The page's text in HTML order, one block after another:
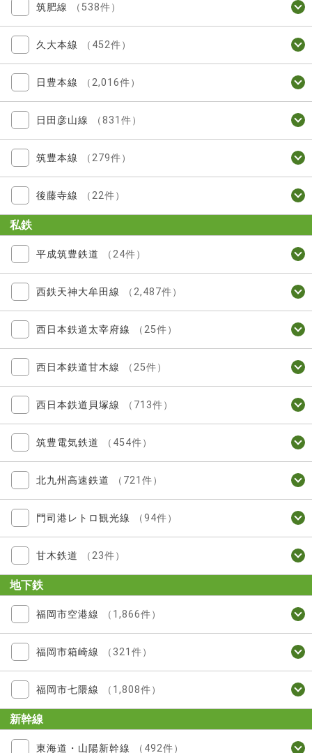
筑肥線 （538件）
久大本線 （452件）
日豊本線 （2,016件）
日田彦山線 （831件）
筑豊本線 （279件）
後藤寺線 （22件）
私鉄
平成筑豊鉄道 （24件）
西鉄天神大牟田線 （2,487件）
西日本鉄道太宰府線 （25件）
西日本鉄道甘木線 （25件）
西日本鉄道貝塚線 （713件）
筑豊電気鉄道 （454件）
北九州高速鉄道 （721件）
門司港レトロ観光線 （94件）
甘木鉄道 （23件）
地下鉄
福岡市空港線 （1,866件）
福岡市箱崎線 （321件）
福岡市七隈線 （1,808件）
新幹線
東海道・山陽新幹線 （492件）